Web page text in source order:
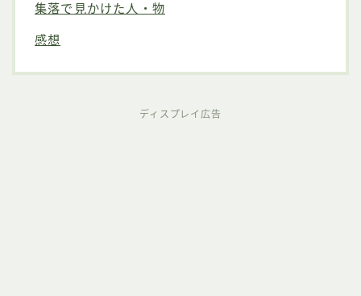
集落で見かけた人・物
感想
ディスプレイ広告